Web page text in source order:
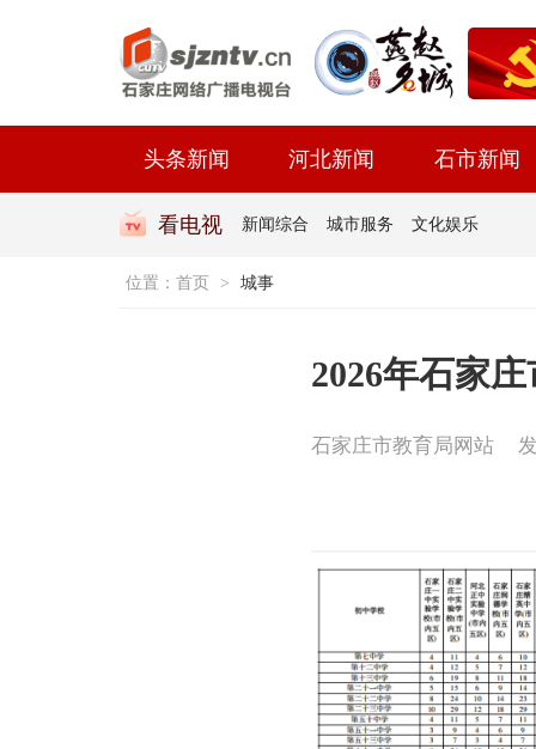
头条新闻 河北新闻 石市新闻
看电视 新闻综合 城市服务 文化娱乐
位置： 首页 > 城事
2026年石家
石家庄市教育局网站